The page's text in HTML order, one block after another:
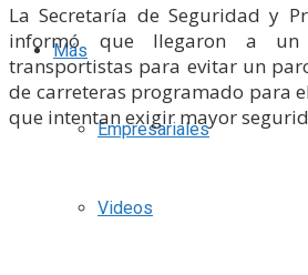
Más
Empresariales
Videos
La Secretaría de Seguridad y
informó que llegaron a un
transportistas para evitar un
de carreteras programado para
que intentan exigir mayor